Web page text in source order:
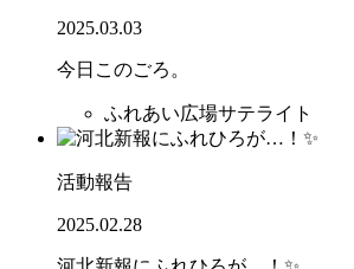
2025.03.03
今日このごろ。
ふれあい広場サテライト
活動報告
2025.02.28